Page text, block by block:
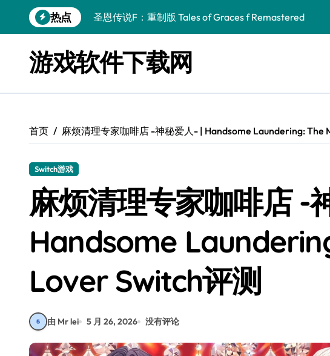
到
热点
圣恩传说F：重制版 Tales of Graces f Remastered
终焉之玛格诺利亚：雾中之花 ENDER MAGNOLIA
休闲运动系列：网球 Casual Sport Series Tennis
星球大战前传1：绝地力量之战 Star Wars Episode I
阿瑞亚之旅 Worlds of Aria
阿喀琉斯：传说未竟之谜 Achilles Legends Untold
小镇惊魂：重制版合集 DreadOut Remastered
游戏软件下载网
首页 麻烦清理专家咖啡店 -神秘爱人- | Handsome Laundering: The
Switch游戏
麻烦清理专家咖啡店 -
Handsome
Lover Switch评测
由 Mr lei 5 月 26, 2026 没有评论